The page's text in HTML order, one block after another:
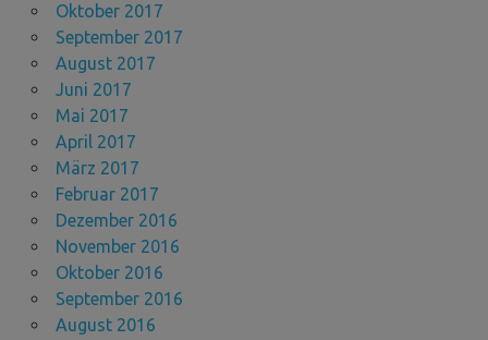
Oktober 2017
September 2017
August 2017
Juni 2017
Mai 2017
April 2017
März 2017
Februar 2017
Dezember 2016
November 2016
Oktober 2016
September 2016
August 2016